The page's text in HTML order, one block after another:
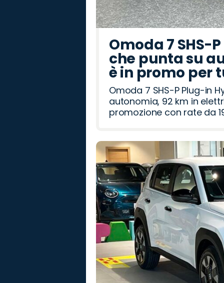
Omoda 7 SHS-
che punta su
è in promo per
Omoda 7 SHS-P Plug-in
autonomia, 92 km in
promozione con rate da